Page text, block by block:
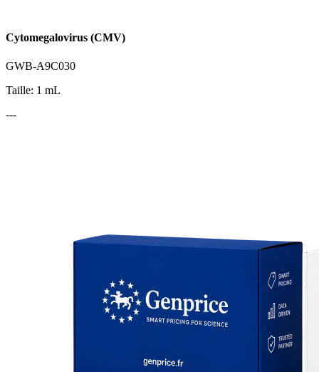
Cytomegalovirus (CMV)
GWB-A9C030
Taille: 1 mL
---